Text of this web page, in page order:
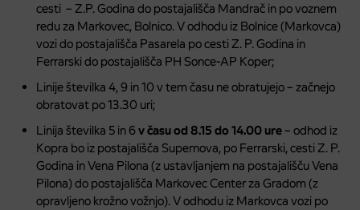
cesti – Z.P. Godina do postajališča Mandrač in po voznem
redu za Markovec, Bolnico. V odhodu iz Bolnice (Markovca)
vozi do postajališča Pasarela po cesti Z. P. Godina in
Ferrarski do postajališča PH Sonce-AP Koper;
Linije številka 4, 9 in 10 v tem času ne obratujejo – začnejo
obratovat po 13.30 uri;
Linija številka 5 in 6v času od 8.15 do 14.00 ure– odhod iz
Kopra bo iz postajališča Supernova, po Ferrarski, cesti Z. P.
Godina in Vena Pilona (z ustavljanjem na postajališču Vena
Pilona) do postajališča Markovec Center za Gradom (z
opravljeno krožno vožnjo). V odhodu iz Markovca vozi po